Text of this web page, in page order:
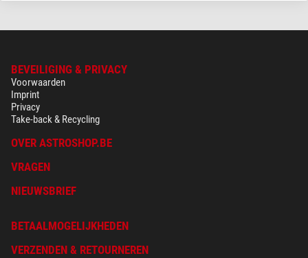
BEVEILIGING & PRIVACY
Voorwaarden
Imprint
Privacy
Take-back & Recycling
OVER ASTROSHOP.BE
VRAGEN
NIEUWSBRIEF
BETAALMOGELIJKHEDEN
VERZENDEN & RETOURNEREN